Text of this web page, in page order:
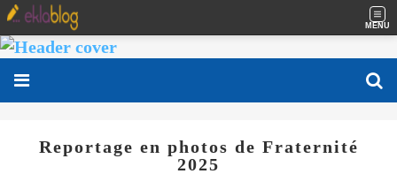
MENU
Reportage en photos de Fraternité
2025